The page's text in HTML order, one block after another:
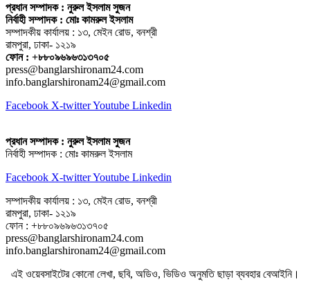
প্রধান সম্পাদক : নুরুল ইসলাম সুজন
নির্বাহী সম্পাদক : মোঃ কামরুল ইসলাম
সম্পাদকীয় কার্যালয় : ১৩, মেইন রোড, বনশ্রী
রামপুরা, ঢাকা- ১২১৯
ফোন : +৮৮০৯৬৯৬৩১৩৭০৫
press@banglarshironam24.com
info.banglarshironam24@gmail.com
Facebook X-twitterYoutube Linkedin
প্রধান সম্পাদক : নুরুল ইসলাম সুজন
নির্বাহী সম্পাদক : মোঃ কামরুল ইসলাম
Facebook X-twitterYoutube Linkedin
সম্পাদকীয় কার্যালয় : ১৩, মেইন রোড, বনশ্রী
রামপুরা, ঢাকা- ১২১৯
ফোন : +৮৮০৯৬৯৬৩১৩৭০৫
press@banglarshironam24.com
info.banglarshironam24@gmail.com
এই ওয়েবসাইটের কোনো লেখা, ছবি, অডিও, ভিডিও অনুমতি ছাড়া ব্যবহার বেআইনি।